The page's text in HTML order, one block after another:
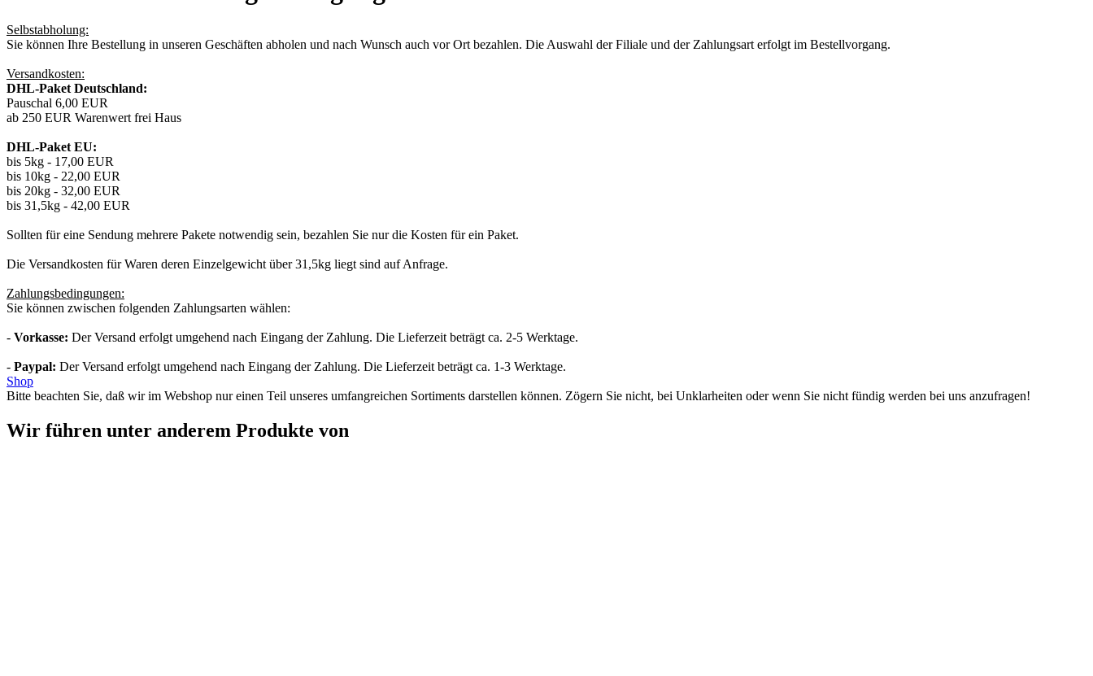
Selbstabholung:
Sie können Ihre Bestellung in unseren Geschäften abholen und nach Wunsch auch vor Ort bezahlen. Die Auswahl der Filiale und der Zahlungsart erfolgt im Bestellvorgang.
Versandkosten:
DHL-Paket Deutschland:
Pauschal 6,00 EUR
ab 250 EUR Warenwert frei Haus
DHL-Paket EU:
bis 5kg - 17,00 EUR
bis 10kg - 22,00 EUR
bis 20kg - 32,00 EUR
bis 31,5kg - 42,00 EUR
Sollten für eine Sendung mehrere Pakete notwendig sein, bezahlen Sie nur die Kosten für ein Paket.
Die Versandkosten für Waren deren Einzelgewicht über 31,5kg liegt sind auf Anfrage.
Zahlungsbedingungen:
Sie können zwischen folgenden Zahlungsarten wählen:
- Vorkasse: Der Versand erfolgt umgehend nach Eingang der Zahlung. Die Lieferzeit beträgt ca. 2-5 Werktage.
- Paypal: Der Versand erfolgt umgehend nach Eingang der Zahlung. Die Lieferzeit beträgt ca. 1-3 Werktage.
Shop
Bitte beachten Sie, daß wir im Webshop nur einen Teil unseres umfangreichen Sortiments darstellen können. Zögern Sie nicht, bei Unklarheiten oder wenn Sie nicht fündig werden bei uns anzufragen!
Wir führen unter anderem Produkte von